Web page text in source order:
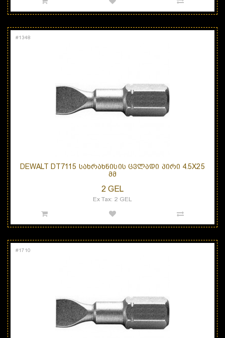
#1348
DEWALT DT7115 ᲡᲐᲮᲠᲐᲮᲜᲘᲡᲘᲡ ᲪᲕᲚᲐᲓᲘ ᲞᲘᲠᲘ 4.5X25
ᲛᲛ
2 GEL
Ex Tax: 2 GEL
#1710